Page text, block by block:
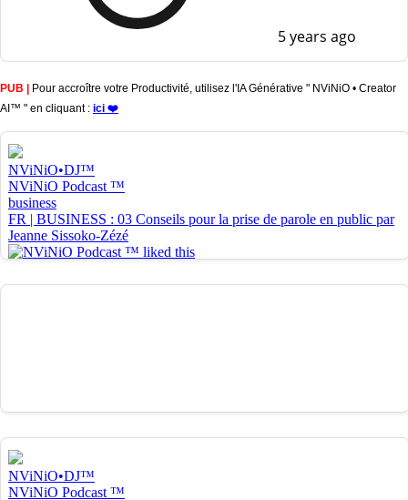
5 years ago
PUB |
Pour accroître votre Productivité, utilisez l'IA Générative " NViNiO • Creator
AI™ " en cliquant : ici ❤️